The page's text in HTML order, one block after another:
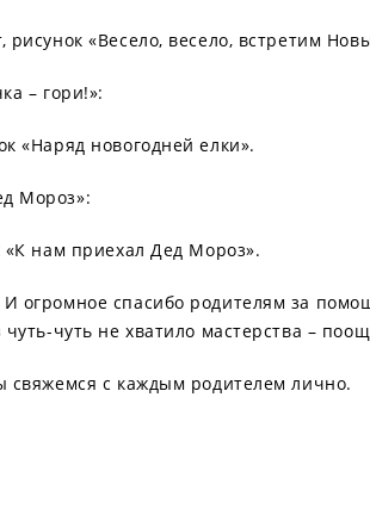
«Весело, весело, встретим
– гори!»:
«Наряд новогодней елки».
Мороз»:
«К нам приехал Дед Мороз».
огромное спасибо родителям за
чуть-чуть не хватило мастерства –
свяжемся с каждым родителем лично.